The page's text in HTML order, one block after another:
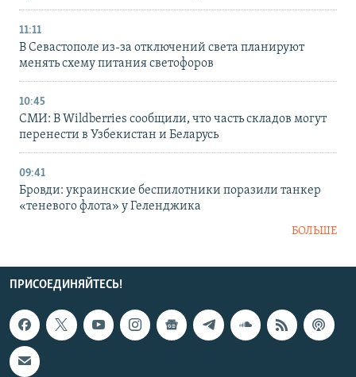
11:11
В Севастополе из-за отключений света планируют
менять схему питания светофоров
10:45
СМИ: В Wildberries сообщили, что часть складов могут
перенести в Узбекистан и Беларусь
09:41
Бровди: украинские беспилотники поразили танкер
«теневого флота» у Геленджика
БОЛЬШЕ
ПРИСОЕДИНЯЙТЕСЬ!